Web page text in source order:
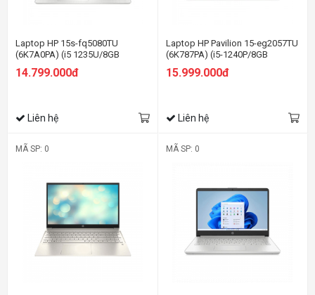
Laptop HP 15s-fq5080TU
(6K7A0PA) (i5 1235U/8GB
FHD/Win11/Bạc)
14.799.000đ
Liên hệ
Laptop HP Pavilion 15-eg2057TU
(6K787PA) (i5-1240P/8GB
FHD/Win11/Bạc)
15.999.000đ
Liên hệ
MÃ SP: 0 MÃ SP: 0